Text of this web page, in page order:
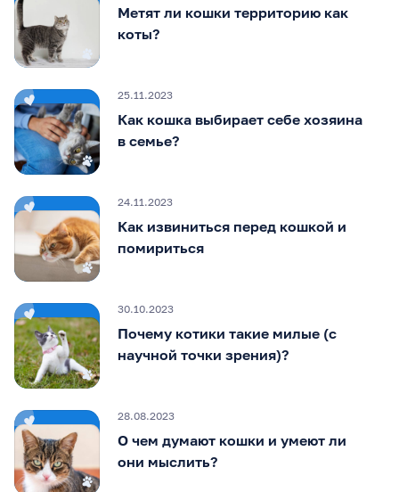
Метят ли кошки территорию как
коты?
25.11.2023
Как кошка выбирает себе хозяина
в семье?
24.11.2023
Как извиниться перед кошкой и
помириться
30.10.2023
Почему котики такие милые (с
научной точки зрения)?
28.08.2023
О чем думают кошки и умеют ли
они мыслить?